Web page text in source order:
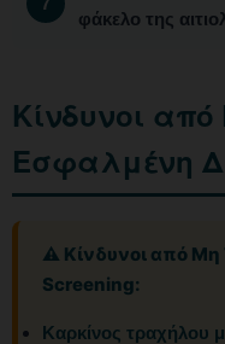
φάκελο της
Κίνδυνοι
Εσφαλμένη
⚠️ Κίνδυνοι από
Screening:
Καρκίνος τραχήλου